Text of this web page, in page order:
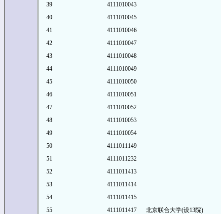
39
4111010043
40
4111010045
41
4111010046
42
4111010047
43
4111010048
44
4111010049
45
4111010050
46
4111010051
47
4111010052
48
4111010053
49
4111010054
50
4111011149
51
4111011232
52
4111011413
53
4111011414
54
4111011415
55
4111011417
北京联合大学(设13院)